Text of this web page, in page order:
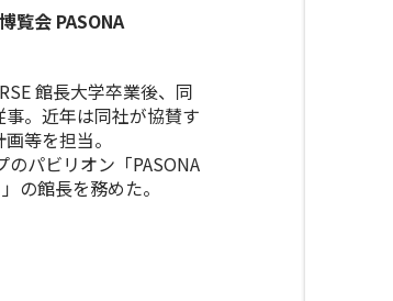
覧会 PASONA
館長大学卒業後、同
。近年は同社が協賛す
等を担当。
パビリオン「PASONA
の館長を務めた。